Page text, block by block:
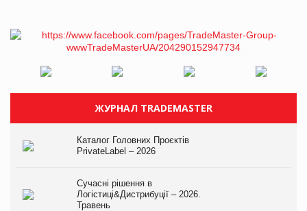
ЖУРНАЛ TRADEMASTER
Каталог Головних Проєктів
PrivateLabel – 2026
Сучасні рішення в
Логістиці&Дистрибуції – 2026.
Травень